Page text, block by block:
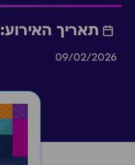
תאריך האירוע:
09/02/2026